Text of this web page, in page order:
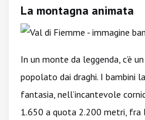
La montagna animata
In un monte da leggenda, c’è
popolato dai draghi. I bambini
fantasia, nell’incantevole
1.650 a quota 2.200 metri,